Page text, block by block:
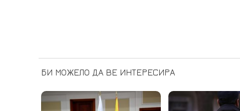
БИ МОЖЕЛО ДА ВЕ ИНТЕРЕСИРА